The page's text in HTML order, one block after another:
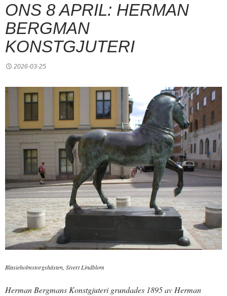
ONS 8 APRIL: HERMAN
BERGMAN
KONSTGJUTERI
2026-03-25
Blasieholmstorgshästen, Sivert Lindblom
Herman Bergmans Konstgjuteri grundades 1895 av Herman